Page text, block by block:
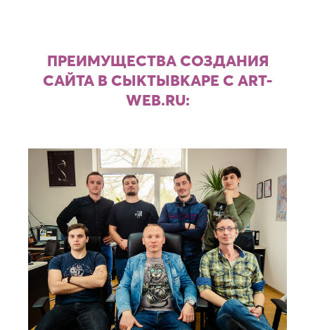
ПРЕИМУЩЕСТВА СОЗДАНИЯ
САЙТА В СЫКТЫВКАРЕ С ART-
WEB.RU: